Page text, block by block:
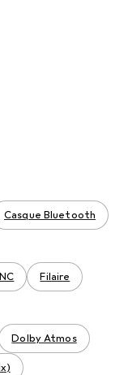
Casque Bluetooth
Filaire
Dolby Atmos